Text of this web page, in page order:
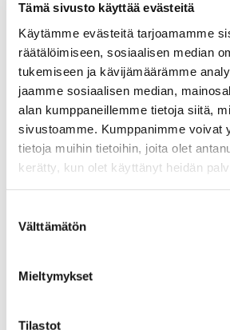
Tämä sivusto käyttää evästeitä
Käytämme evästeitä tarjoamamme
räätälöimiseen, sosiaalisen median
tukemiseen ja kävijämäärämme
jaamme sosiaalisen median,
alan kumppaneillemme tietoja siitä,
sivustoamme. Kumppanimme voivat
tietoja muihin tietoihin, joita olet
kerätty, kun olet käyttänyt heidän
valinta
Välttämätön
Mieltymykset
Tilastot
SI-häiriöt ja lapsen toimintakyky
Lasten ja nuorten psyykkisten
terapeuttinen ohjaaja (2021)
Aistisäätely (2022)
LTTO Lasten ja nuorten
(2024-25)
Valmistuin
siitä saakka olen